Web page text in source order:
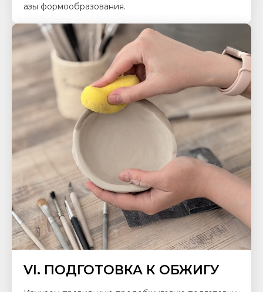
азы формообразования.
VI. ПОДГОТОВКА К ОБЖИГУ